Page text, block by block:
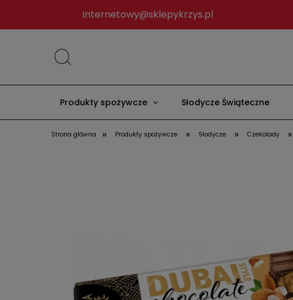
internetowy@sklepykrzys.pl
Produkty spożywcze Słodycze Świąteczne
Nowości Kontakt
Strona główna » Produkty spożywcze » Słodycze » Czekolady »